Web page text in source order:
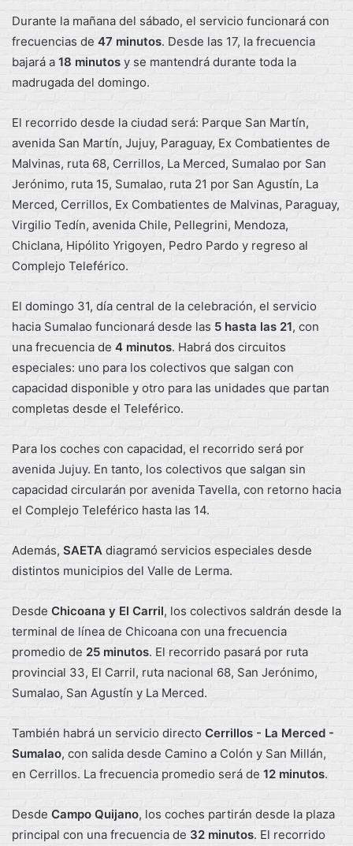
Durante la mañana del sábado, el servicio funcionará con
frecuencias de 47 minutos. Desde las 17, la frecuencia
bajará a 18 minutos y se mantendrá durante toda la
madrugada del domingo.
El recorrido desde la ciudad será: Parque San Martín,
avenida San Martín, Jujuy, Paraguay, Ex Combatientes de
Malvinas, ruta 68, Cerrillos, La Merced, Sumalao por San
Jerónimo, ruta 15, Sumalao, ruta 21 por San Agustín, La
Merced, Cerrillos, Ex Combatientes de Malvinas, Paraguay,
Virgilio Tedín, avenida Chile, Pellegrini, Mendoza,
Chiclana, Hipólito Yrigoyen, Pedro Pardo y regreso al
Complejo Teleférico.
El domingo 31, día central de la celebración, el servicio
hacia Sumalao funcionará desde las 5 hasta las 21, con
una frecuencia de 4 minutos. Habrá dos circuitos
especiales: uno para los colectivos que salgan con
capacidad disponible y otro para las unidades que partan
completas desde el Teleférico.
Para los coches con capacidad, el recorrido será por
avenida Jujuy. En tanto, los colectivos que salgan sin
capacidad circularán por avenida Tavella, con retorno hacia
el Complejo Teleférico hasta las 14.
Además, SAETA diagramó servicios especiales desde
distintos municipios del Valle de Lerma.
Desde Chicoana y El Carril, los colectivos saldrán desde la
terminal de línea de Chicoana con una frecuencia
promedio de 25 minutos. El recorrido pasará por ruta
provincial 33, El Carril, ruta nacional 68, San Jerónimo,
Sumalao, San Agustín y La Merced.
También habrá un servicio directo Cerrillos - La Merced -
Sumalao, con salida desde Camino a Colón y San Millán,
en Cerrillos. La frecuencia promedio será de 12 minutos.
Desde Campo Quijano, los coches partirán desde la plaza
principal con una frecuencia de 32 minutos. El recorrido